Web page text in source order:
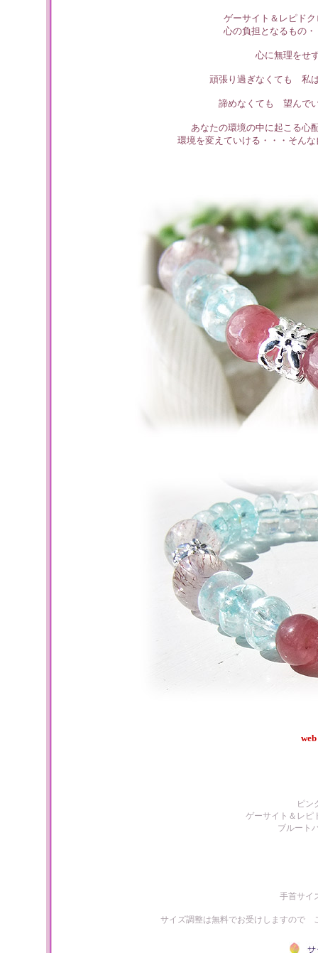
ゲーサイト＆レピド
心の負担となるもの
心に無理をせ
頑張り過ぎなくても 私
諦めなくても 望んで
あなたの環境の中に起こる心
環境を変えていける・・・そん
ピン
ゲーサイト＆レ
ブルート
手首サイ
サイズ調整は無料でお受けしますので